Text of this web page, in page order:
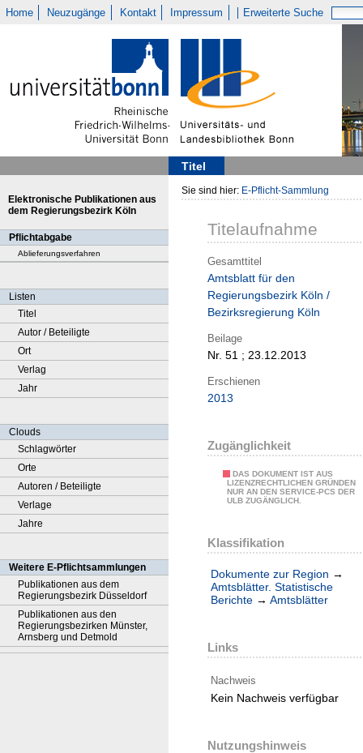
Home Neuzugänge Kontakt Impressum Erweiterte Suche
Titel
Elektronische Publikationen aus
dem Regierungsbezirk Köln
Pflichtabgabe
Ablieferungsverfahren
Listen
Titel
Autor / Beteiligte
Ort
Verlag
Jahr
Clouds
Schlagwörter
Orte
Autoren / Beteiligte
Verlage
Jahre
Weitere E-Pflichtsammlungen
Publikationen aus dem
Regierungsbezirk Düsseldorf
Publikationen aus den
Regierungsbezirken Münster,
Arnsberg und Detmold
Sie sind hier: E-Pflicht-Sammlung
Titelaufnahme
Gesamttitel
Amtsblatt für den
Regierungsbezirk Köln /
Bezirksregierung Köln
Beilage
Nr. 51 ; 23.12.2013
Erschienen
2013
Zugänglichkeit
DAS DOKUMENT IST AUS
LIZENZRECHTLICHEN GRÜNDEN
NUR AN DEN SERVICE-PCS DER
ULB ZUGÄNGLICH.
Klassifikation
Dokumente zur Region →
Amtsblätter. Statistische
Berichte → Amtsblätter
Links
Nachweis
Kein Nachweis verfügbar
Nutzungshinweis